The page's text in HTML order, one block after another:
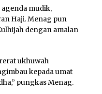
mudik,
Haji. Menag pun
dengan amalan
ukhuwah
kepada umat
pungkas Menag.